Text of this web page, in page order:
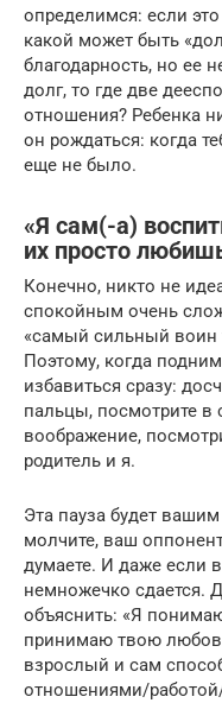
определимся: если
какой может быть
благодарность, но ее
долг, то где две
отношения? Ребенка
он рождаться: когда
еще не было.
«Я сам(-а)
их просто
Конечно, никто не
спокойным очень
«самый сильный воин
Поэтому, когда
избавиться сразу:
пальцы, посмотрите в
воображение,
родитель и я.
Эта пауза будет
молчите, ваш
думаете. И даже если
немножечко сдается.
объяснить: «Я
принимаю твою
взрослый и сам
отношениями/